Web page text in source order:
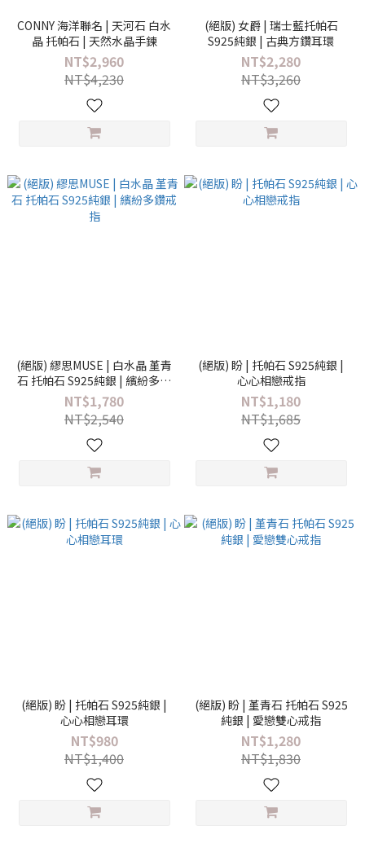
CONNY 海洋聯名 | 天河石 白水
晶 托帕石 | 天然水晶手鍊
NT$2,960
NT$4,230
(絕版) 女爵 | 瑞士藍托帕石
S925純銀 | 古典方鑽耳環
NT$2,280
NT$3,260
(絕版) 繆思MUSE | 白水晶 堇青
石 托帕石 S925純銀 | 繽紛多鑽
戒指
NT$1,780
NT$2,540
(絕版) 盼 | 托帕石 S925純銀 |
心心相戀戒指
NT$1,180
NT$1,685
(絕版) 盼 | 托帕石 S925純銀 |
心心相戀耳環
NT$980
NT$1,400
(絕版) 盼 | 堇青石 托帕石 S925
純銀 | 愛戀雙心戒指
NT$1,280
NT$1,830